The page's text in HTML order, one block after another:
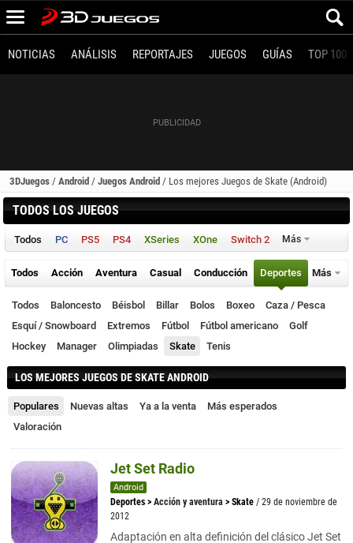
NOTICIAS ANÁLISIS REPORTAJES JUEGOS GUÍAS TOP 100
3DJuegos / Android / Juegos Android / Los mejores Juegos de Skate (Android)
TODOS LOS JUEGOS
Todos PC PS5 PS4 XSeries XOne Switch 2 Más
Todos Acción Aventura Casual Conducción Deportes Más
Todos Baloncesto Béisbol Billar Bolos Boxeo
Caza / Pesca
Esquí / Snowboard
Extremos Fútbol Fútbol americano
Golf
Hockey
Manager Olimpiadas Skate Tenis
LOS MEJORES JUEGOS DE SKATE ANDROID
Populares Nuevas altas Ya a la venta
Más esperados
Valoración
Jet Set Radio
Android
Deportes > Acción y aventura > Skate / 29 de noviembre de
2012
Adaptación en alta definición del clásico Jet Set